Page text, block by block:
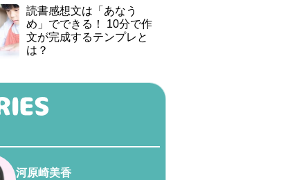
読書感想文は「あなう
め」でできる！ 10分で作
文が完成するテンプレと
は？
河原崎美香